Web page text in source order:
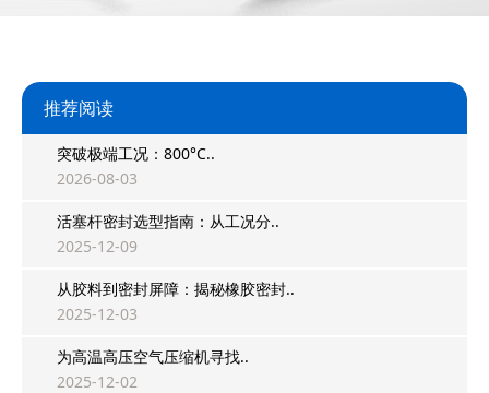
推荐阅读
突破极端工况：800°C..
2026-08-03
活塞杆密封选型指南：从工况分..
2025-12-09
从胶料到密封屏障：揭秘橡胶密封..
2025-12-03
为高温高压空气压缩机寻找..
2025-12-02